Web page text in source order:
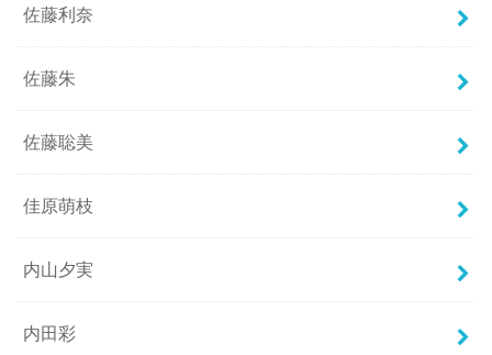
佐藤利奈
佐藤朱
佐藤聡美
佳原萌枝
内山夕実
内田彩